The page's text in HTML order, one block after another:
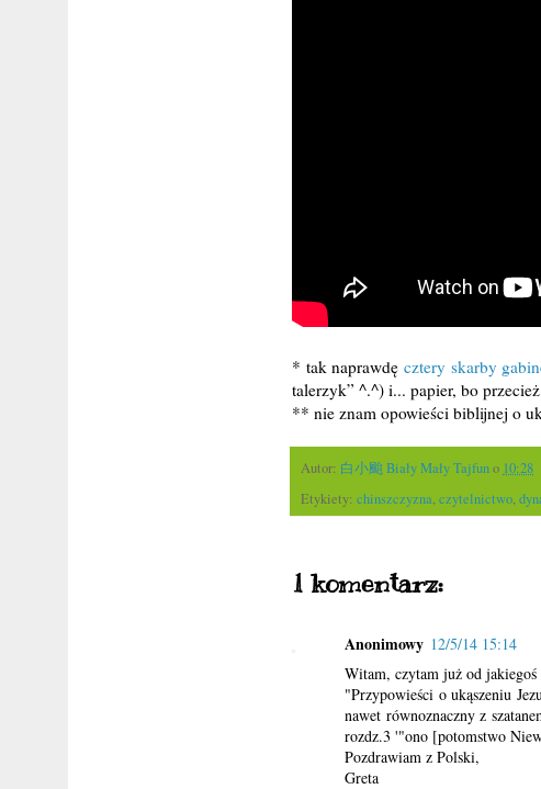
* tak naprawdęcztery skarby
talerzyk” ^.^) i... papier, bo
** nie znam opowieści biblijnej o
Autor: 白小颱 Biały Mały Tajfuno 10:28
Etykiety: chinszczyzna,czytelnictwo,
1 komentarz:
Anonimowy 12/5/14 15:14
Witam, czytam już od jakiegoś
"Przypowieści o ukąszeniu
nawet równoznaczny z
rozdz.3 '"ono [potomstwo
Pozdrawiam z Polski,
Greta